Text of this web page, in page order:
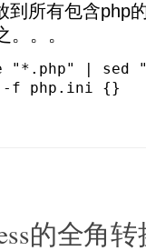
到所有包含php
。。
"*.php" |
-f php.ini {}
的全角